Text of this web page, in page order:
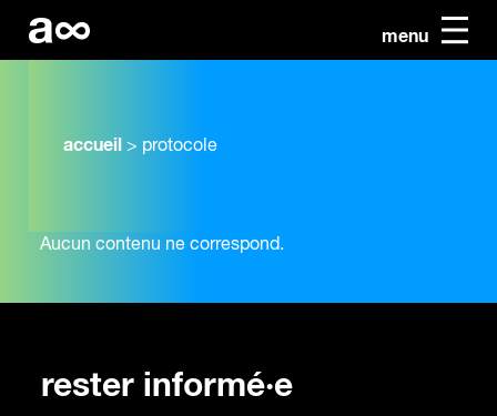
menu
accueil > protocole
Aucun contenu ne correspond.
rester informé·e